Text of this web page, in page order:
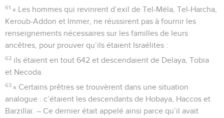
61 « Les hommes qui revinrent d’exil de Tel-Méla, Tel-Harcha,
Keroub-Addon et Immer, ne réussirent pas à fournir les
renseignements nécessaires sur les familles de leurs
ancêtres, pour prouver qu’ils étaient Israélites :
62 ils étaient en tout 642 et descendaient de Delaya, Tobia
et Necoda.
63 « Certains prêtres se trouvèrent dans une situation
analogue : c’étaient les descendants de Hobaya, Haccos et
Barzillaï. – Ce dernier était appelé ainsi parce qu’il avait